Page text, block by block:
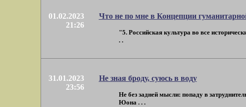
01.02.2023
21:26
Что не по мне в Концепции
"5. Российская культура во все
. .
31.01.2023
23:56
Не зная броду, суюсь в воду
Не без задней мысли: попаду в
Юона . . .